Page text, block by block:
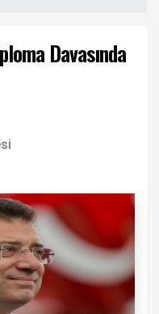
Davasında